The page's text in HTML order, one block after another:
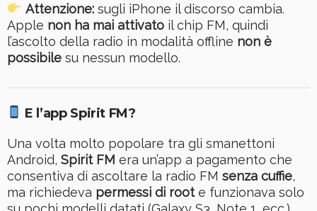
Attenzione:sugli iPhone il discorso cambia.
Apple non ha mai attivato il chip FM, quindi
l’ascolto della radio in modalità offline non è
possibile su nessun modello.
E l’app Spirit FM?
Una volta molto popolare tra gli smanettoni
Android, Spirit FM era un’app a pagamento che
consentiva di ascoltare la radio FM senza cuffie,
ma richiedeva permessi di roote funzionava solo